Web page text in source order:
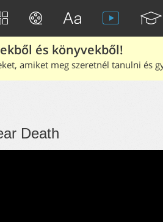
és könyvekből!
amiket meg szeretnél tanulni és
Death